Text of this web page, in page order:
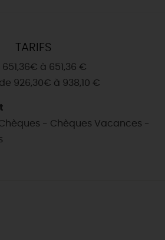
TARIFS
à 651,36 €
926,30€ à 938,10 €
- Chèques Vacances -